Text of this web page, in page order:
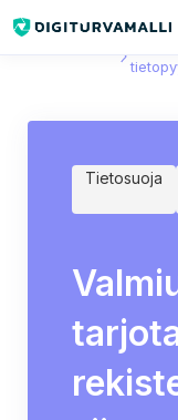
Tietosuoja